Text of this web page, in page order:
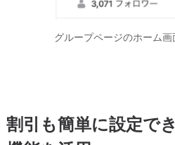
グループページのホーム画
割引も簡単に設定で